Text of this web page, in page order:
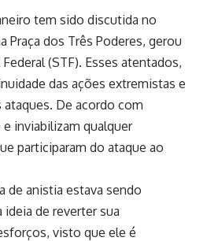
tem sido discutida no
dos Três Poderes, gerou
(STF). Esses atentados,
das ações extremistas e
De acordo com
inviabilizam qualquer
participaram do ataque ao
de anistia estava sendo
de reverter sua
visto que ele é